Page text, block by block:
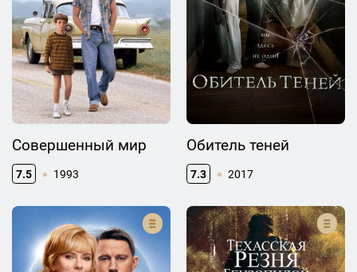
Совершенный мир
7.5 1993
Обитель теней
7.3 2017